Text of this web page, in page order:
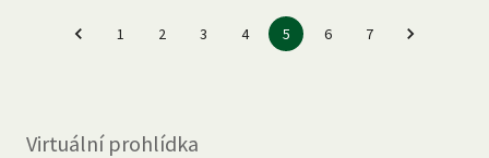
1 2 3 4 5 6 7
Virtuální prohlídka